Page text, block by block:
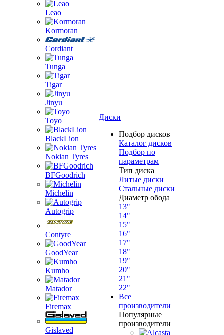
Leao
Kormoran
Cordiant
Tunga
Tigar
Jinyu
Toyo
BlackLion
Nokian Tyres
BFGoodrich
Michelin
Autogrip
Contyre
GoodYear
Kumho
Matador
Firemax
Gislaved
Диски
Подбор дисков
Каталог дисков
Подбор по
параметрам
Тип диска
Литые диски
Стальные диски
Диаметр обода
13"
14"
15"
16"
17"
18"
19"
20"
21"
22"
Все
производители
Популярные
производители